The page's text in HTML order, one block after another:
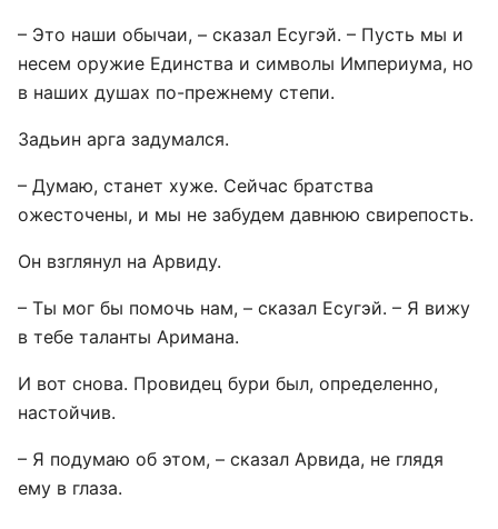
– Это наши обычаи, – сказал Есугэй. – Пусть мы и
несем оружие Единства и символы Империума, но
в наших душах по-прежнему степи.
Задьин арга задумался.
– Думаю, станет хуже. Сейчас братства
ожесточены, и мы не забудем давнюю свирепость.
Он взглянул на Арвиду.
– Ты мог бы помочь нам, – сказал Есугэй. – Я вижу
в тебе таланты Аримана.
И вот снова. Провидец бури был, определенно,
настойчив.
– Я подумаю об этом, – сказал Арвида, не глядя
ему в глаза.